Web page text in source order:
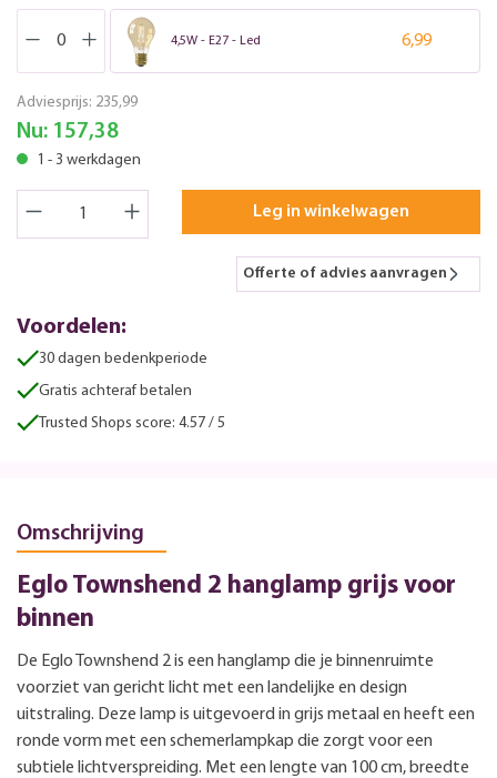
4,5W - E27 - Led 6,99
Adviesprijs: 235,99
Nu: 157,38
1 - 3 werkdagen
Leg in winkelwagen
Offerte of advies aanvragen
Voordelen:
30 dagen bedenkperiode
Gratis achteraf betalen
Trusted Shops score: 4.57 / 5
Omschrijving
Eglo Townshend 2 hanglamp grijs voor
binnen
De Eglo Townshend 2 is een hanglamp die je binnenruimte
voorziet van gericht licht met een landelijke en design
uitstraling. Deze lamp is uitgevoerd in grijs metaal en heeft een
ronde vorm met een schemerlampkap die zorgt voor een
subtiele lichtverspreiding. Met een lengte van 100 cm, breedte